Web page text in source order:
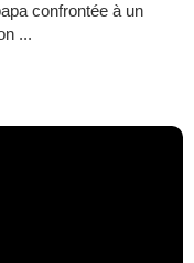
confrontée à un
...